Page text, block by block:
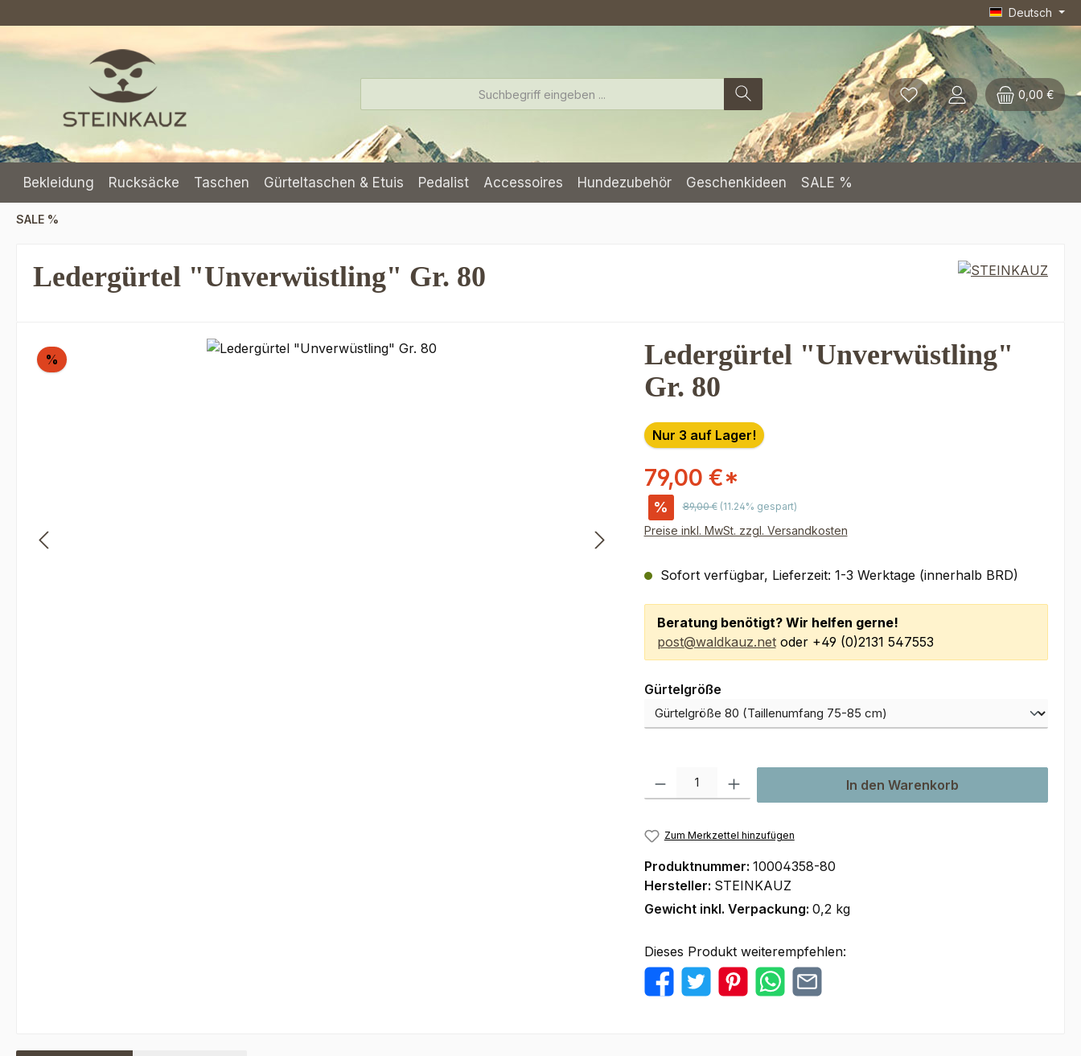
Deutsch
0,00 €
Bekleidung Rucksäcke Taschen Gürteltaschen & Etuis Pedalist Accessoires Hundezubehör Geschenkideen SALE %
SALE %
Ledergürtel "Unverwüstling" Gr. 80
Bildergalerie überspringen
% Rabatt
Ledergürtel "Unverwüstling"
Gr. 80
Nur 3 auf Lager!
79,00 €*
% Regulärer Preis:
89,00 € (11.24% gespart)
Preise inkl. MwSt. zzgl. Versandkosten
Sofort verfügbar, Lieferzeit: 1-3 Werktage (innerhalb BRD)
Beratung benötigt? Wir helfen gerne!
post@waldkauz.netoder +49 (0)2131 547553
Gürtelgrößeauswählen
Produkt Anzahl: Gib den gewünschten Wert ein oder benutze die Schaltflächen
In den Warenkorb
Zum Merkzettel hinzufügen
Produktnummer: 10004358-80
Hersteller: STEINKAUZ
Gewicht inkl. Verpackung: 0,2 kg
Dieses Produkt weiterempfehlen: